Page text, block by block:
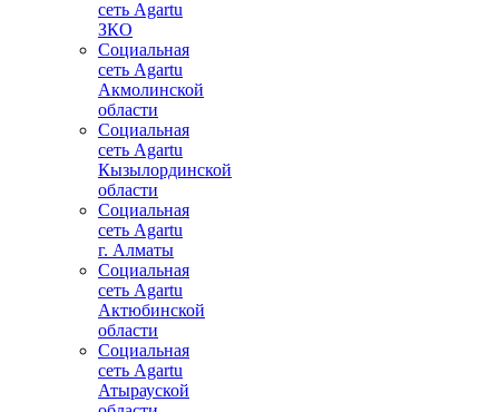
сеть Agartu
ЗКО
Социальная
сеть Agartu
Акмолинской
области
Социальная
сеть Agartu
Кызылординской
области
Социальная
сеть Agartu
г. Алматы
Социальная
сеть Agartu
Актюбинской
области
Социальная
сеть Agartu
Атырауской